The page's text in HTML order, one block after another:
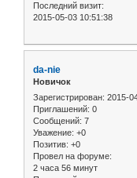
Последний визит:
2015-05-03 10:51:38
da-nie
Новичок
Зарегистрирован: 2015-
Приглашений: 0
Сообщений: 7
Уважение: +0
Позитив: +0
Провел на форуме:
2 часа 56 минут